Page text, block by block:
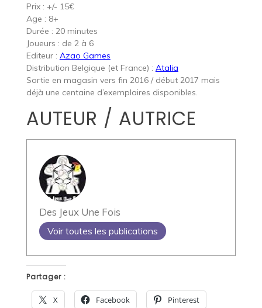
Prix : +/- 15€
Age : 8+
Durée : 20 minutes
Joueurs : de 2 à 6
Editeur : Azao Games
Distribution Belgique (et France) : Atalia
Sortie en magasin vers fin 2016 / début 2017 mais
déjà une centaine d’exemplaires disponibles.
AUTEUR / AUTRICE
Des Jeux Une Fois
Voir toutes les publications
Partager :
X Facebook Pinterest